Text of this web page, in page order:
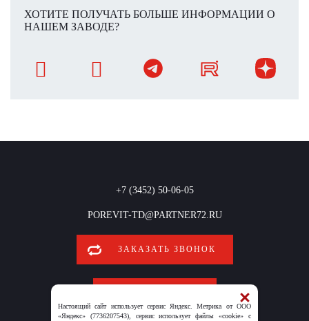
ХОТИТЕ ПОЛУЧАТЬ БОЛЬШЕ ИНФОРМАЦИИ О
НАШЕМ ЗАВОДЕ?
+7 (3452) 50-06-05
POREVIT-TD@PARTNER72.RU
ЗАКАЗАТЬ ЗВОНОК
Настоящий сайт использует сервис Яндекс. Метрика от ООО
«Яндекс» (7736207543), сервис использует файлы «cookie» с